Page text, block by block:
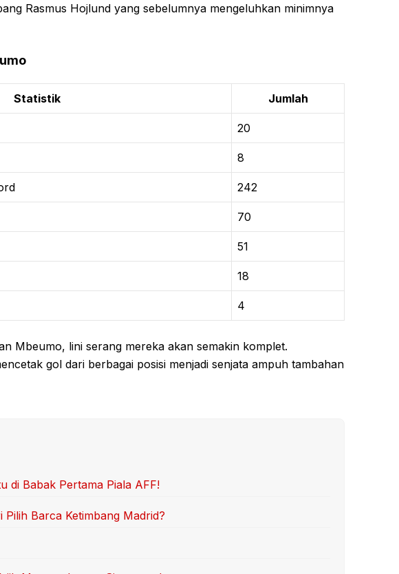
Rasmus Hojlund yang sebelumnya mengeluhkan minimnya
Statistik Jumlah
20
8
242
70
51
18
4
Mbeumo, lini serang mereka akan semakin komplet.
gol dari berbagai posisi menjadi senjata ampuh tambahan
di Babak Pertama Piala AFF!
Barca Ketimbang Madrid?